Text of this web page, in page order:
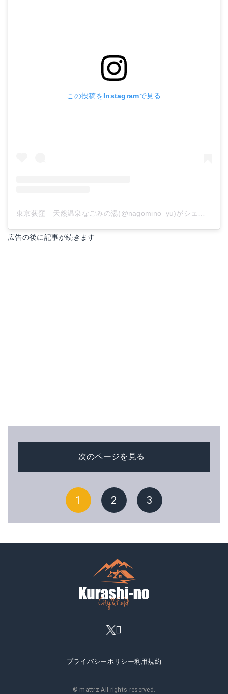
この投稿をInstagramで見る
広告の後に記事が続きます
次のページを見る
1 2 3
プライバシーポリシー利用規約
© mattrz All rights reserved.